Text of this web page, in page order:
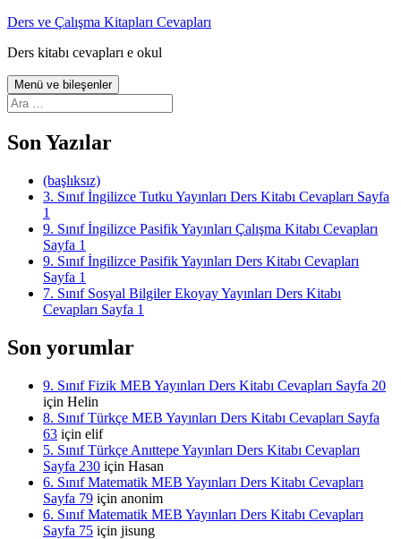
İçeriğe
Ders ve Çalışma Kitapları Cevapları
Ders kitabı cevapları e okul
Menü ve bileşenler
Arama:
Son Yazılar
(başlıksız)
3. Sınıf İngilizce Tutku Yayınları Ders Kitabı Cevapları Sayfa
1
9. Sınıf İngilizce Pasifik Yayınları Çalışma Kitabı Cevapları
Sayfa 1
9. Sınıf İngilizce Pasifik Yayınları Ders Kitabı Cevapları
Sayfa 1
7. Sınıf Sosyal Bilgiler Ekoyay Yayınları Ders Kitabı
Cevapları Sayfa 1
Son yorumlar
9. Sınıf Fizik MEB Yayınları Ders Kitabı Cevapları Sayfa 20
için Helin
8. Sınıf Türkçe MEB Yayınları Ders Kitabı Cevapları Sayfa
63 için elif
5. Sınıf Türkçe Anıttepe Yayınları Ders Kitabı Cevapları
Sayfa 230 için Hasan
6. Sınıf Matematik MEB Yayınları Ders Kitabı Cevapları
Sayfa 79 için anonim
6. Sınıf Matematik MEB Yayınları Ders Kitabı Cevapları
Sayfa 75 için jisung